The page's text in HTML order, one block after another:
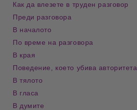
Как да влезете в труден разговор
Преди разговора
В началото
По време на разговора
В края
Поведение, което убива авторитета
В тялото
В гласа
В думите